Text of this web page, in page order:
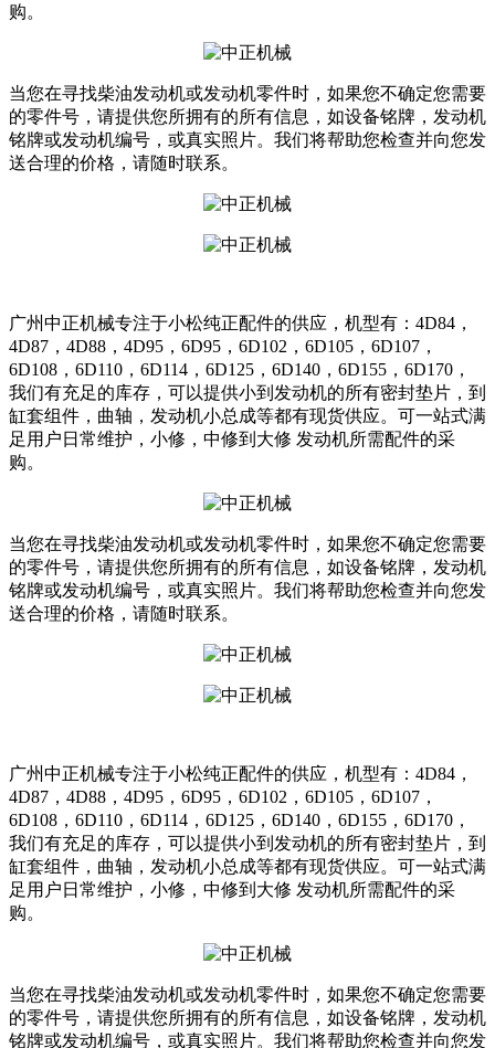
购。
当您在寻找柴油发动机或发动机零件时，如果您不确定您需要
的零件号，请提供您所拥有的所有信息，如设备铭牌，发动机
铭牌或发动机编号，或真实照片。我们将帮助您检查并向您发
送合理的价格，请随时联系。
广州中正机械专注于小松纯正配件的供应，机型有：4D84，
4D87，4D88，4D95，6D95，6D102，6D105，6D107，
6D108，6D110，6D114，6D125，6D140，6D155，6D170，
我们有充足的库存，可以提供小到发动机的所有密封垫片，到
缸套组件，曲轴，发动机小总成等都有现货供应。可一站式满
足用户日常维护，小修，中修到大修 发动机所需配件的采
购。
当您在寻找柴油发动机或发动机零件时，如果您不确定您需要
的零件号，请提供您所拥有的所有信息，如设备铭牌，发动机
铭牌或发动机编号，或真实照片。我们将帮助您检查并向您发
送合理的价格，请随时联系。
广州中正机械专注于小松纯正配件的供应，机型有：4D84，
4D87，4D88，4D95，6D95，6D102，6D105，6D107，
6D108，6D110，6D114，6D125，6D140，6D155，6D170，
我们有充足的库存，可以提供小到发动机的所有密封垫片，到
缸套组件，曲轴，发动机小总成等都有现货供应。可一站式满
足用户日常维护，小修，中修到大修 发动机所需配件的采
购。
当您在寻找柴油发动机或发动机零件时，如果您不确定您需要
的零件号，请提供您所拥有的所有信息，如设备铭牌，发动机
铭牌或发动机编号，或真实照片。我们将帮助您检查并向您发